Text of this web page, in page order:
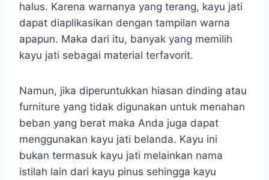
halus. Karena warnanya yang terang, kayu jati
dapat diaplikasikan dengan tampilan warna
apapun. Maka dari itu, banyak yang memilih
kayu jati sebagai material terfavorit.
Namun, jika diperuntukkan hiasan dinding atau
furniture yang tidak digunakan untuk menahan
beban yang berat maka Anda juga dapat
menggunakan kayu jati belanda. Kayu ini
bukan termasuk kayu jati melainkan nama
istilah lain dari kayu pinus sehingga kayu